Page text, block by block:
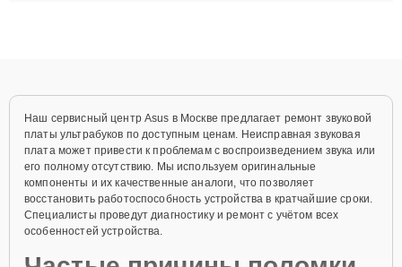
Наш сервисный центр Asus в Москве предлагает ремонт звуковой
платы ультрабуков по доступным ценам. Неисправная звуковая
плата может привести к проблемам с воспроизведением звука или
его полному отсутствию. Мы используем оригинальные
компоненты и их качественные аналоги, что позволяет
восстановить работоспособность устройства в кратчайшие сроки.
Специалисты проведут диагностику и ремонт с учётом всех
особенностей устройства.